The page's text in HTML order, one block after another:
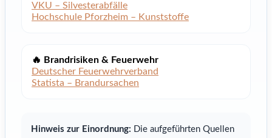
VKU – Silvesterabfälle
Hochschule Pforzheim – Kunststoffe
🔥 Brandrisiken & Feuerwehr
Deutscher Feuerwehrverband
Statista – Brandursachen
Hinweis zur Einordnung: Die aufgeführten Quellen